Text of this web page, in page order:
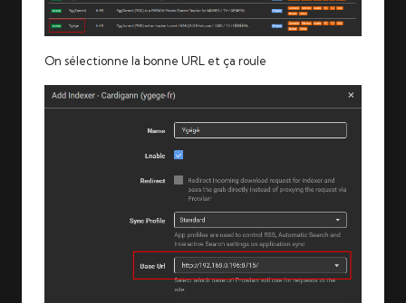
On sélectionne la bonne URL et ça roule